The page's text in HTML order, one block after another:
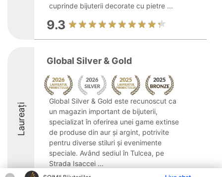
cuprinde bijuterii decorate cu pietre ...
9.3
Laureați
Global Silver & Gold
Global Silver & Gold este recunoscut ca
un magazin important de bijuterii,
specializat în oferirea unei game extinse
de produse din aur și argint, potrivite
pentru diverse stiluri și evenimente
speciale. Având sediul în Tulcea, pe
Strada Isaccei ...